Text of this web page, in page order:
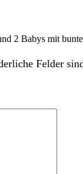
2 Babys mit
Felder